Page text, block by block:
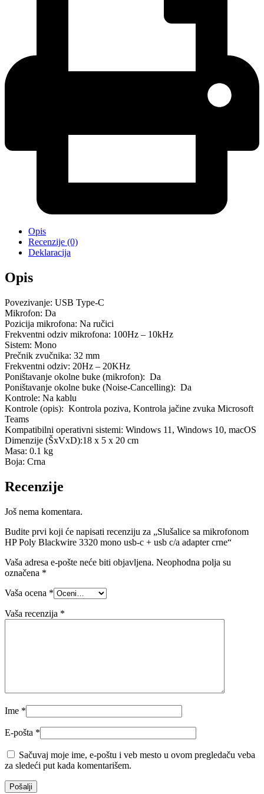
Opis
Recenzije (0)
Deklaracija
Opis
Povezivanje: USB Type-C
Mikrofon: Da
Pozicija mikrofona: Na ručici
Frekventni odziv mikrofona: 100Hz – 10kHz
Sistem: Mono
Prečnik zvučnika: 32 mm
Frekventni odziv: 20Hz – 20KHz
Poništavanje okolne buke (mikrofon): Da
Poništavanje okolne buke (Noise-Cancelling): Da
Kontrole: Na kablu
Kontrole (opis): Kontrola poziva, Kontrola jačine zvuka Microsoft
Teams
Kompatibilni operativni sistemi: Windows 11, Windows 10, macOS
Dimenzije (ŠxVxD):18 x 5 x 20 cm
Masa: 0.1 kg
Boja: Crna
Recenzije
Još nema komentara.
Budite prvi koji će napisati recenziju za „Slušalice sa mikrofonom
HP Poly Blackwire 3320 mono usb-c + usb c/a adapter crne“
Vaša adresa e-pošte neće biti objavljena. Neophodna polja su
označena *
Vaša ocena *
Vaša recenzija *
Ime *
E-pošta *
Sačuvaj moje ime, e-poštu i veb mesto u ovom pregledaču veba
za sledeći put kada komentarišem.